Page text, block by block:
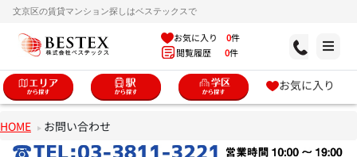
文京区の賃貸マンション探しはベステックスで
お気に入り 0件
閲覧履歴 0件
お気に入り
HOME お問い合わせ